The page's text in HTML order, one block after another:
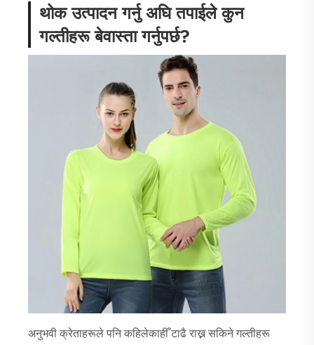
थोक उत्पादन गर्नु अघि तपाईले कुन
गल्तीहरू बेवास्ता गर्नुपर्छ?
अनुभवी क्रेताहरूले पनि कहिलेकाहीँ टाढै राख्न सकिने गल्तीहरू